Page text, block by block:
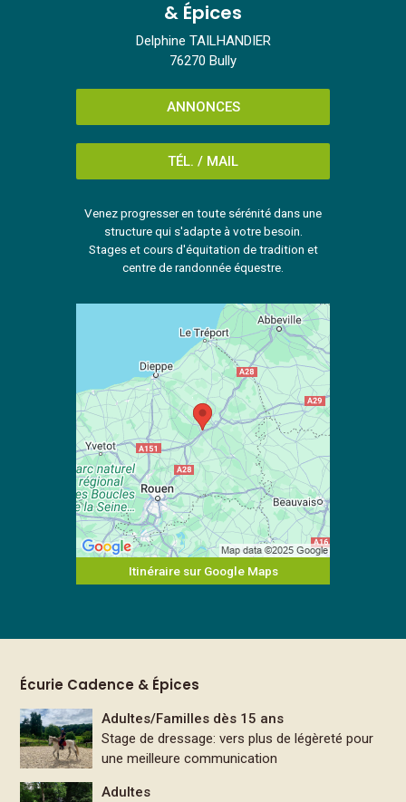
& Épices
Delphine TAILHANDIER
76270 Bully
ANNONCES
TÉL. / MAIL
Venez progresser en toute sérénité dans une
structure qui s'adapte à votre besoin.
Stages et cours d'équitation de tradition et
centre de randonnée équestre.
Itinéraire sur Google Maps
Écurie Cadence & Épices
Adultes/Familles dès 15 ans
Stage de dressage: vers plus de légèreté pour
une meilleure communication
Adultes